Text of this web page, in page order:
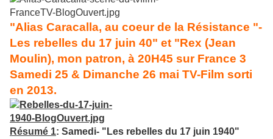
"Alias Caracalla, au coeur de la Résistance "-
Les rebelles du 17 juin 40" et "Rex (Jean
Moulin), mon patron, à 20H45 sur France 3
Samedi 25 & Dimanche 26 mai TV-Film sorti
en 2013.
Résumé 1: Samedi- "Les rebelles du 17 juin 1940"